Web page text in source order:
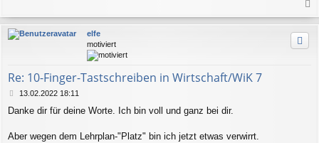
a
c
elfe
motiviert
Re: 10-Finger-Tastschreiben in Wirtschaft/WiK 7
B
i
r
13.02.2022 18:11
Danke dir für deine Worte. Ich bin voll und ganz bei dir.
Aber wegen dem Lehrplan-"Platz" bin ich jetzt etwas verwirrt.